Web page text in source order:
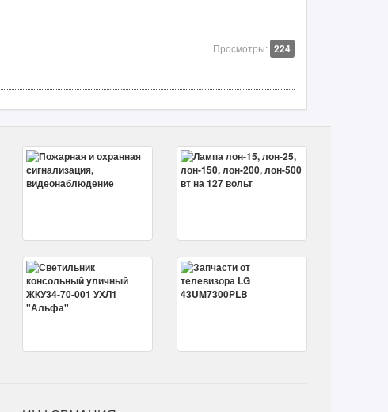
Просмотры: 224